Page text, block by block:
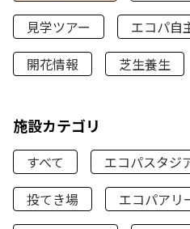
見学ツアー
エコパ自
開花情報
芝生養生
施設カテゴリ
すべて エコパスタジ
投てき場
エコパアリ